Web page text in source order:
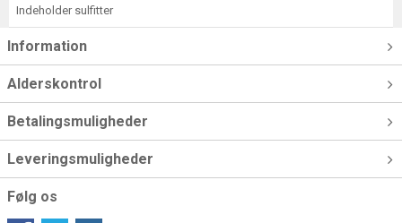
Indeholder sulfitter
Information
Alderskontrol
Betalingsmuligheder
Leveringsmuligheder
Følg os